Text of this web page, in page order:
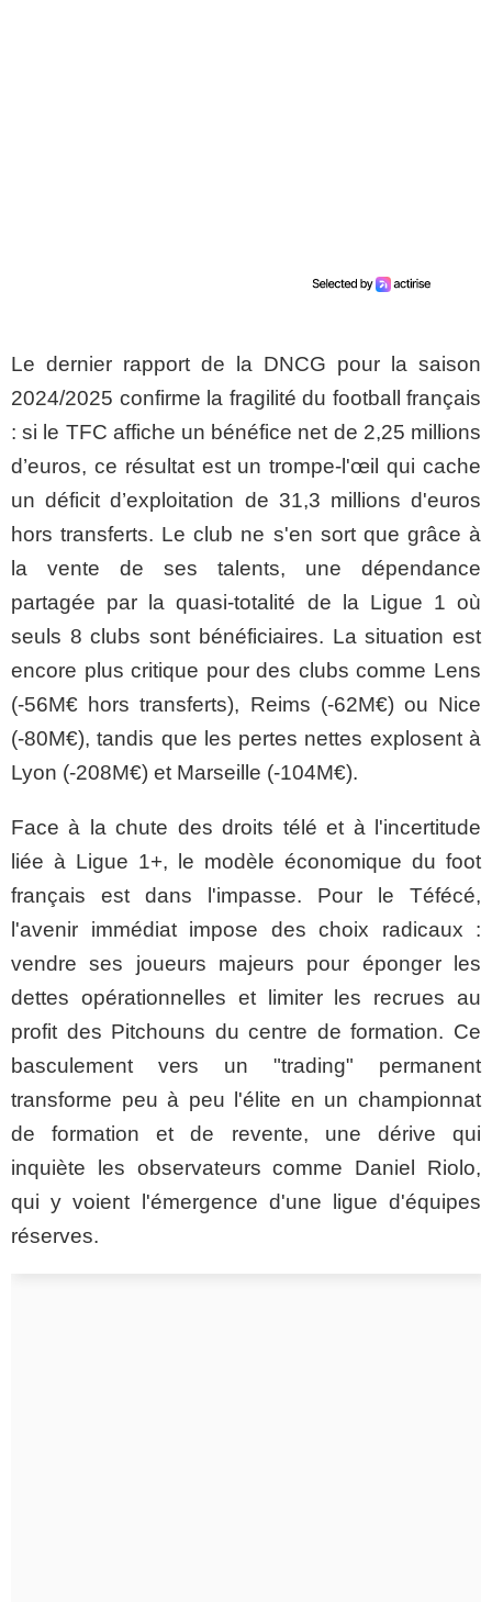
​Le dernier rapport de la DNCG pour la saison
2024/2025 confirme la fragilité du football français
: si le TFC affiche un bénéfice net de 2,25 millions
d’euros, ce résultat est un trompe-l'œil qui cache
un déficit d’exploitation de 31,3 millions d'euros
hors transferts. Le club ne s'en sort que grâce à
la vente de ses talents, une dépendance
partagée par la quasi-totalité de la Ligue 1 où
seuls 8 clubs sont bénéficiaires. La situation est
encore plus critique pour des clubs comme Lens
(-56M€ hors transferts), Reims (-62M€) ou Nice
(-80M€), tandis que les pertes nettes explosent à
Lyon (-208M€) et Marseille (-104M€).
​Face à la chute des droits télé et à l'incertitude
liée à Ligue 1+, le modèle économique du foot
français est dans l'impasse. Pour le Téfécé,
l'avenir immédiat impose des choix radicaux :
vendre ses joueurs majeurs pour éponger les
dettes opérationnelles et limiter les recrues au
profit des Pitchouns du centre de formation. Ce
basculement vers un "trading" permanent
transforme peu à peu l'élite en un championnat
de formation et de revente, une dérive qui
inquiète les observateurs comme Daniel Riolo,
qui y voient l'émergence d'une ligue d'équipes
réserves.